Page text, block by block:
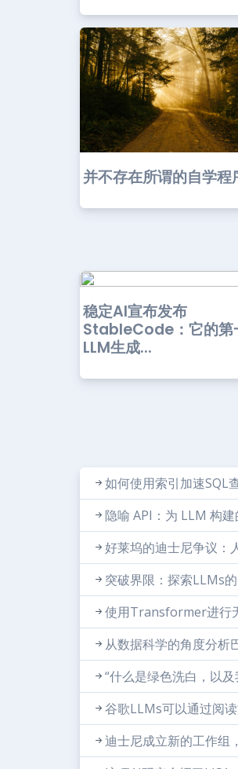
并不存在所谓的自学程
稳定AI宣布发布
StableCode：它的第
LLM生成...
如何使用索引加速SQL
隐喻 API：为 LLM 构
好莱坞的迪士尼争议：
突破界限：探索LLMs
使用Transformer进行
从数据科学的角度分析
“什么是绿色洗白，以
谷歌LLMs可以通过阅
迪士尼成立新的工作组